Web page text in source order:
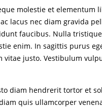
molestie et elementum
lacus nec diam gravida
faucibus. Nulla
enim. In sagittis purus
justo. Vestibulum
diam hendrerit tortor et
quis ullamcorper